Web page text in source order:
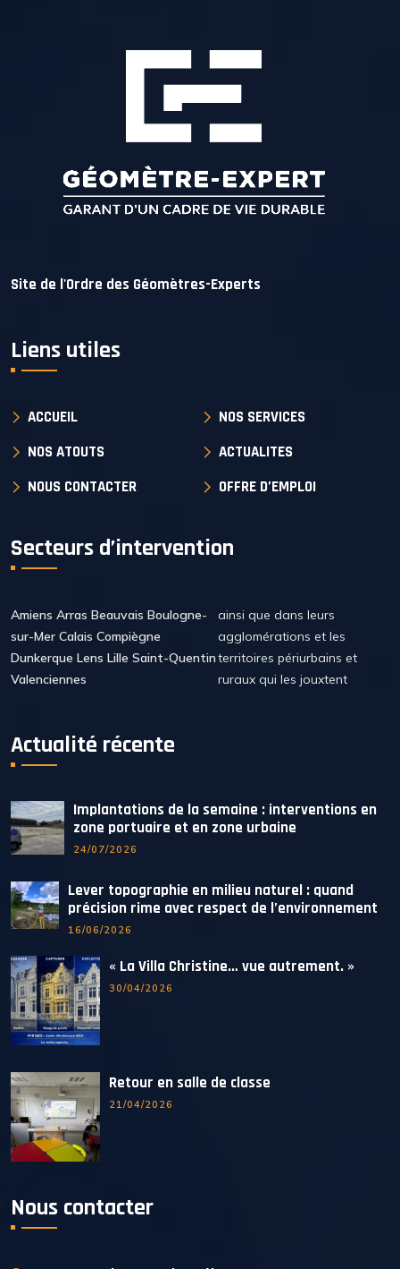
Site de l'Ordre des Géomètres-Experts
Liens utiles
ACCUEIL
NOS SERVICES
NOS ATOUTS
ACTUALITES
NOUS CONTACTER
OFFRE D’EMPLOI
Secteurs d’intervention
Amiens Arras Beauvais Boulogne-
sur-Mer Calais Compiègne
Dunkerque Lens Lille Saint-Quentin
Valenciennes
ainsi que dans leurs
agglomérations et les
territoires périurbains et
ruraux qui les jouxtent
Actualité récente
Implantations de la semaine : interventions en
zone portuaire et en zone urbaine
24/07/2026
Lever topographie en milieu naturel : quand
précision rime avec respect de l’environnement
16/06/2026
« La Villa Christine… vue autrement. »
30/04/2026
Retour en salle de classe
21/04/2026
Nous contacter